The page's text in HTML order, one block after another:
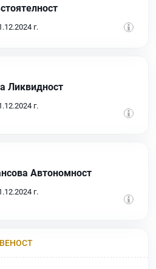
г.
Ликвидност
г.
Автономност
г.